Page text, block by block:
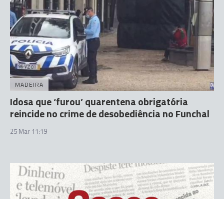
MADEIRA
Idosa que ‘furou’ quarentena obrigatória
reincide no crime de desobediência no Funchal
25 Mar 11:19